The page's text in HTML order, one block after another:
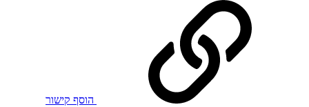
הוסף קישור